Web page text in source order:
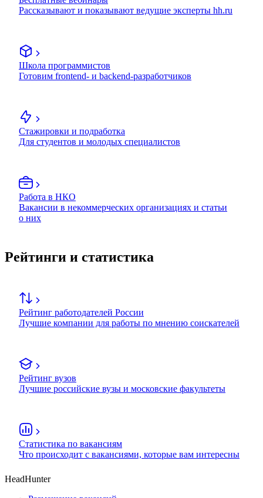
Рассказывают и показывают ведущие эксперты hh.ru
Школа программистов
Готовим frontend- и backend-разработчиков
Стажировки и подработка
Для студентов и молодых специалистов
Работа в НКО
Вакансии в некоммерческих организациях и статьи
о них
Рейтинги и статистика
Рейтинг работодателей России
Лучшие компании для работы по мнению соискателей
Рейтинг вузов
Лучшие российские вузы и московские факультеты
Статистика по вакансиям
Что происходит с вакансиями, которые вам интересны
HeadHunter